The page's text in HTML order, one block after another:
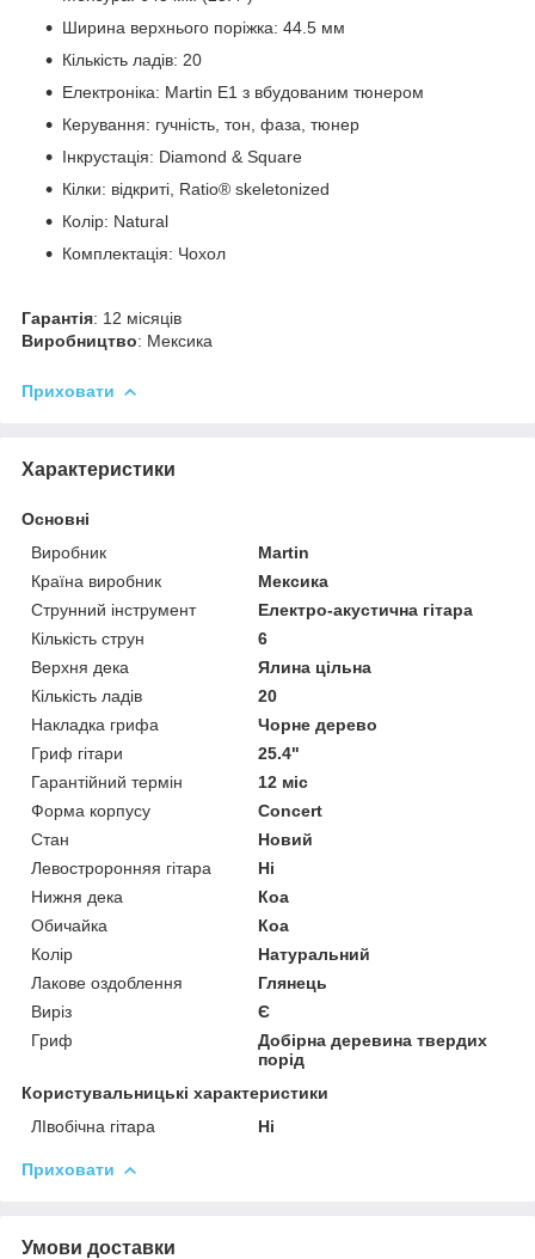
Ширина верхнього поріжка: 44.5 мм
Кількість ладів: 20
Електроніка: Martin E1 з вбудованим тюнером
Керування: гучність, тон, фаза, тюнер
Інкрустація: Diamond & Square
Кілки: відкриті, Ratio® skeletonized
Колір: Natural
Комплектація: Чохол
Гарантія: 12 місяців
Виробництво: Мексика
Приховати
Характеристики
Основні
Виробник
Martin
Країна виробник
Мексика
Струнний інструмент
Електро-акустична гітара
Кількість струн
6
Верхня дека
Ялина цільна
Кількість ладів
20
Накладка грифа
Чорне дерево
Гриф гітари
25.4"
Гарантійний термін
12 міс
Форма корпусу
Concert
Стан
Новий
Левостроронняя гітара
Ні
Нижня дека
Коа
Обичайка
Коа
Колір
Натуральний
Лакове оздоблення
Глянець
Виріз
Є
Гриф
Добірна деревина твердих
порід
Користувальницькі характеристики
ЛІвобічна гітара
Ні
Приховати
Умови доставки